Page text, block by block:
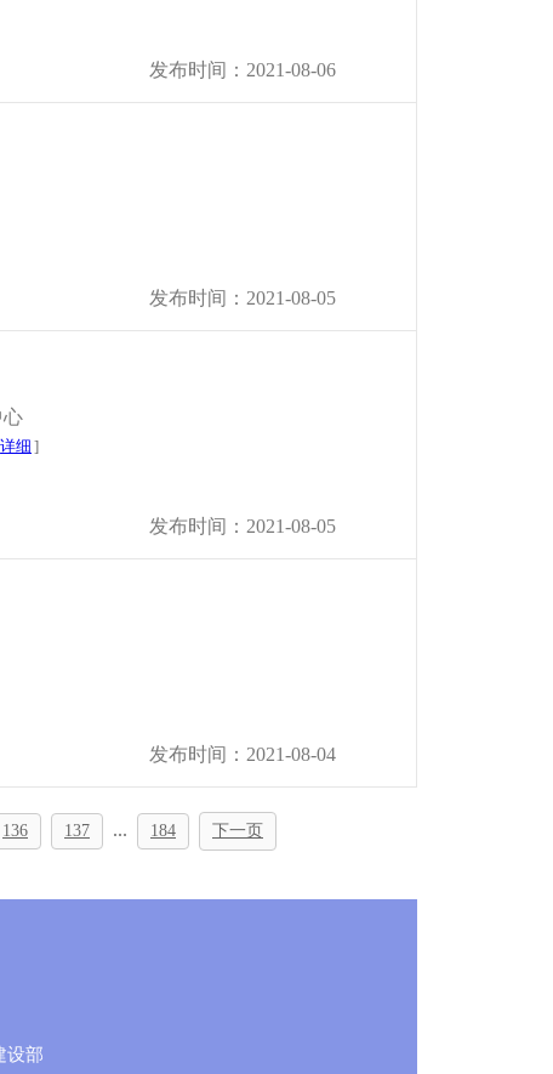
发布时间：2021-08-06
发布时间：2021-08-05
心
详细 ]
发布时间：2021-08-05
发布时间：2021-08-04
136 137 ... 184 下一页
设部